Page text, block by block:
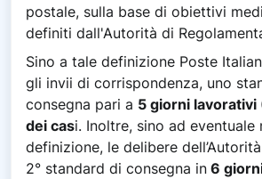
postale, sulla base di obiettivi
definiti dall'Autorità di
Sino a tale definizione Poste
gli invii di corrispondenza, uno
consegna pari a 5 giorni lavorativi
dei casi. Inoltre, sino ad eventuale
definizione, le delibere
2° standard di consegna in 6